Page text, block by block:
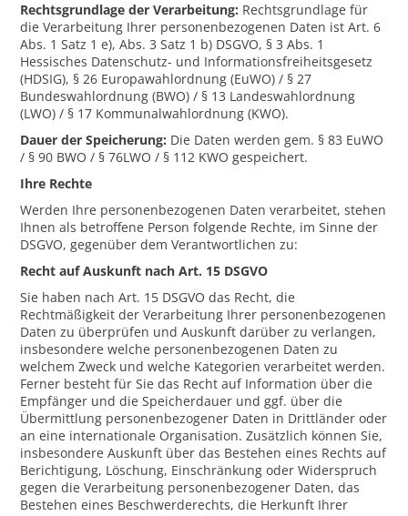
Rechtsgrundlage der Verarbeitung: Rechtsgrundlage für
die Verarbeitung Ihrer personenbezogenen Daten ist Art. 6
Abs. 1 Satz 1 e), Abs. 3 Satz 1 b) DSGVO, § 3 Abs. 1
Hessisches Datenschutz- und Informationsfreiheitsgesetz
(HDSIG), § 26 Europawahlordnung (EuWO) / § 27
Bundeswahlordnung (BWO) / § 13 Landeswahlordnung
(LWO) / § 17 Kommunalwahlordnung (KWO).
Dauer der Speicherung: Die Daten werden gem. § 83 EuWO
/ § 90 BWO / § 76LWO / § 112 KWO gespeichert.
Ihre Rechte
Werden Ihre personenbezogenen Daten verarbeitet, stehen
Ihnen als betroffene Person folgende Rechte, im Sinne der
DSGVO, gegenüber dem Verantwortlichen zu:
Recht auf Auskunft nach Art. 15 DSGVO
Sie haben nach Art. 15 DSGVO das Recht, die
Rechtmäßigkeit der Verarbeitung Ihrer personenbezogenen
Daten zu überprüfen und Auskunft darüber zu verlangen,
insbesondere welche personenbezogenen Daten zu
welchem Zweck und welche Kategorien verarbeitet werden.
Ferner besteht für Sie das Recht auf Information über die
Empfänger und die Speicherdauer und ggf. über die
Übermittlung personenbezogener Daten in Drittländer oder
an eine internationale Organisation. Zusätzlich können Sie,
insbesondere Auskunft über das Bestehen eines Rechts auf
Berichtigung, Löschung, Einschränkung oder Widerspruch
gegen die Verarbeitung personenbezogener Daten, das
Bestehen eines Beschwerderechts, die Herkunft Ihrer